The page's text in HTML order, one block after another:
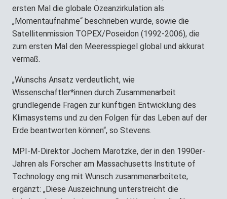
ersten Mal die globale Ozeanzirkulation als
„Momentaufnahme“ beschrieben wurde, sowie die
Satellitenmission TOPEX/Poseidon (1992-2006), die
zum ersten Mal den Meeresspiegel global und akkurat
vermaß.
„Wunschs Ansatz verdeutlicht, wie
Wissenschaftler*innen durch Zusammenarbeit
grundlegende Fragen zur künftigen Entwicklung des
Klimasystems und zu den Folgen für das Leben auf der
Erde beantworten können“, so Stevens.
MPI-M-Direktor Jochem Marotzke, der in den 1990er-
Jahren als Forscher am Massachusetts Institute of
Technology eng mit Wunsch zusammenarbeitete,
ergänzt: „Diese Auszeichnung unterstreicht die